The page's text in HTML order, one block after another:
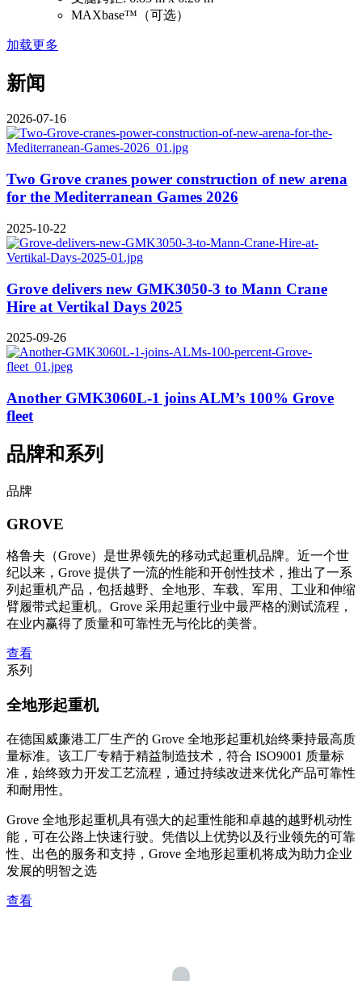
MAXbase™（可选）
加载更多
新闻
2026-07-16
Two Grove cranes power construction of new arena
for the Mediterranean Games 2026
2025-10-22
Grove delivers new GMK3050-3 to Mann Crane
Hire at Vertikal Days 2025
2025-09-26
Another GMK3060L-1 joins ALM’s 100% Grove
fleet
品牌和系列
品牌
GROVE
格鲁夫（Grove）是世界领先的移动式起重机品牌。近一个世
纪以来，Grove 提供了一流的性能和开创性技术，推出了一系
列起重机产品，包括越野、全地形、车载、军用、工业和伸缩
臂履带式起重机。Grove 采用起重行业中最严格的测试流程，
在业内赢得了质量和可靠性无与伦比的美誉。
查看
系列
全地形起重机
在德国威廉港工厂生产的 Grove 全地形起重机始终秉持最高质
量标准。该工厂专精于精益制造技术，符合 ISO9001 质量标
准，始终致力开发工艺流程，通过持续改进来优化产品可靠性
和耐用性。
Grove 全地形起重机具有强大的起重性能和卓越的越野机动性
能，可在公路上快速行驶。凭借以上优势以及行业领先的可靠
性、出色的服务和支持，Grove 全地形起重机将成为助力企业
发展的明智之选
查看